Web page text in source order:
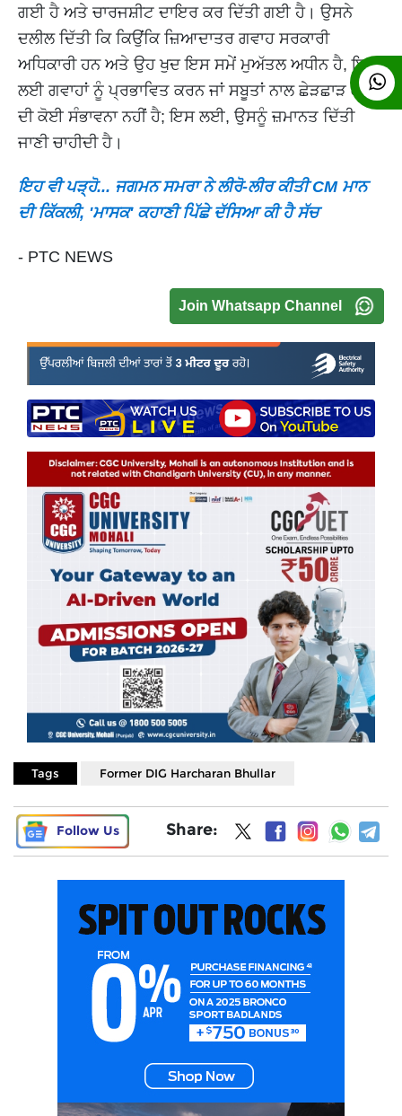
ਗਈ ਹੈ ਅਤੇ ਚਾਰਜਸ਼ੀਟ ਦਾਇਰ ਕਰ ਦਿੱਤੀ ਗਈ ਹੈ। ਉਸਨੇ
ਦਲੀਲ ਦਿੱਤੀ ਕਿ ਕਿਉਂਕਿ ਜ਼ਿਆਦਾਤਰ ਗਵਾਹ ਸਰਕਾਰੀ
ਅਧਿਕਾਰੀ ਹਨ ਅਤੇ ਉਹ ਖੁਦ ਇਸ ਸਮੇਂ ਮੁਅੱਤਲ ਅਧੀਨ ਹੈ, ਇਸ
ਲਈ ਗਵਾਹਾਂ ਨੂੰ ਪ੍ਰਭਾਵਿਤ ਕਰਨ ਜਾਂ ਸਬੂਤਾਂ ਨਾਲ ਛੇੜਛਾੜ ਕਰਨ
ਦੀ ਕੋਈ ਸੰਭਾਵਨਾ ਨਹੀਂ ਹੈ; ਇਸ ਲਈ, ਉਸਨੂੰ ਜ਼ਮਾਨਤ ਦਿੱਤੀ
ਜਾਣੀ ਚਾਹੀਦੀ ਹੈ।
ਇਹ ਵੀ ਪੜ੍ਹੋ... ਜਗਮਨ ਸਮਰਾ ਨੇ ਲੀਰੋ-ਲੀਰ ਕੀਤੀ CM ਮਾਨ
ਦੀ ਕਿੱਕਲੀ, 'ਮਾਸਕ' ਕਹਾਣੀ ਪਿੱਛੇ ਦੱਸਿਆ ਕੀ ਹੈ ਸੱਚ
- PTC NEWS
Join Whatsapp Channel
Tags Former DIG Harcharan Bhullar
Follow Us Share: